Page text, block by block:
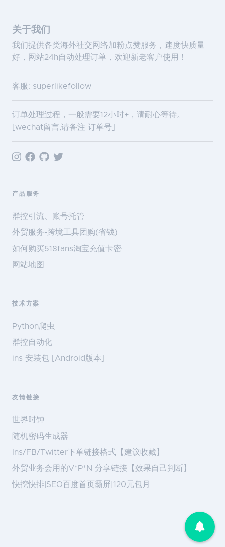
关于我们
我们提供各类海外社交网络加粉点赞服务，速度快质量
好，网站24h自动处理订单，欢迎新老客户使用！
客服: superlikefollow
订单处理过程，一般需要12小时+，请耐心等待。
[wechat留言,请备注 订单号]
产品服务
群控引流、账号托管
外贸服务-跨境工具团购(省钱)
如何购买518fans淘宝充值卡密
网站地图
技术方案
Python爬虫
群控自动化
ins 安装包 [Android版本]
友情链接
世界时钟
随机密码生成器
Ins/FB/Twitter下单链接格式【建议收藏】
外贸业务会用的V*P*N 分享链接【效果自己判断】
快挖快排|SEO百度首页霸屏|120元包月